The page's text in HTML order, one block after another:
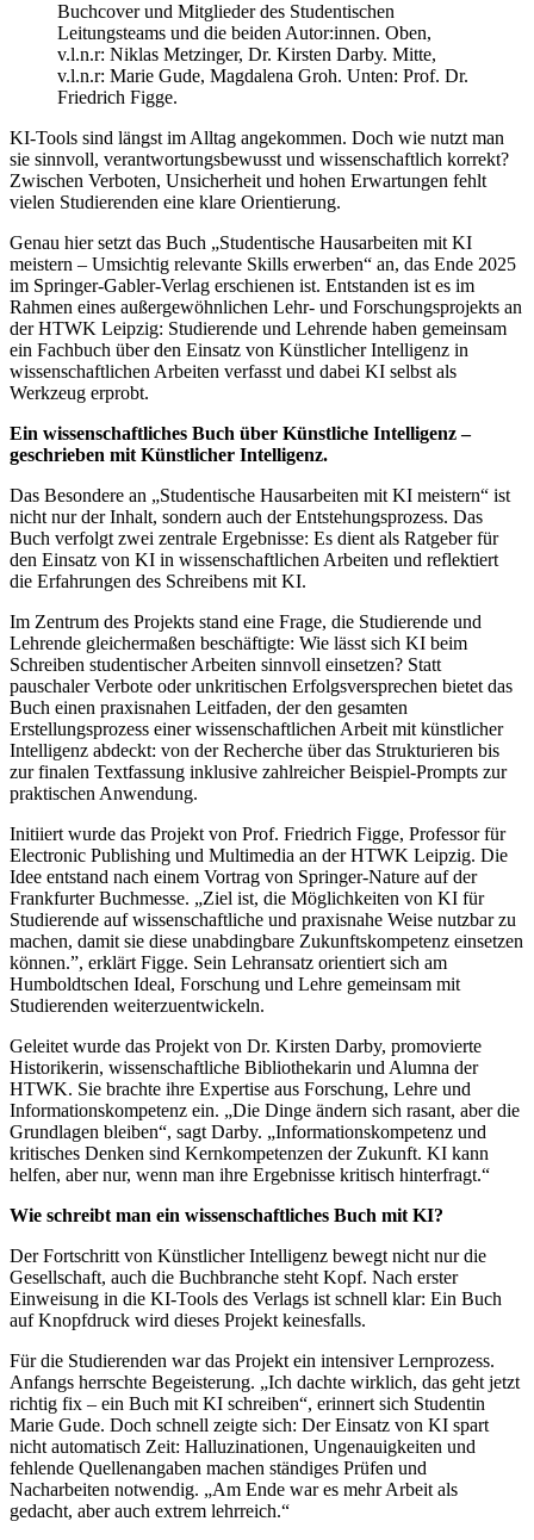
Buchcover und Mitglieder des Studentischen
Leitungsteams und die beiden Autor:innen. Oben,
v.l.n.r: Niklas Metzinger, Dr. Kirsten Darby. Mitte,
v.l.n.r: Marie Gude, Magdalena Groh. Unten: Prof. Dr.
Friedrich Figge.
KI-Tools sind längst im Alltag angekommen. Doch wie nutzt man
sie sinnvoll, verantwortungsbewusst und wissenschaftlich korrekt?
Zwischen Verboten, Unsicherheit und hohen Erwartungen fehlt
vielen Studierenden eine klare Orientierung.
Genau hier setzt das Buch „Studentische Hausarbeiten mit KI
meistern – Umsichtig relevante Skills erwerben“ an, das Ende 2025
im Springer-Gabler-Verlag erschienen ist. Entstanden ist es im
Rahmen eines außergewöhnlichen Lehr- und Forschungsprojekts an
der HTWK Leipzig: Studierende und Lehrende haben gemeinsam
ein Fachbuch über den Einsatz von Künstlicher Intelligenz in
wissenschaftlichen Arbeiten verfasst und dabei KI selbst als
Werkzeug erprobt.
Ein wissenschaftliches Buch über Künstliche Intelligenz –
geschrieben mit Künstlicher Intelligenz.
Das Besondere an „Studentische Hausarbeiten mit KI meistern“ ist
nicht nur der Inhalt, sondern auch der Entstehungsprozess. Das
Buch verfolgt zwei zentrale Ergebnisse: Es dient als Ratgeber für
den Einsatz von KI in wissenschaftlichen Arbeiten und reflektiert
die Erfahrungen des Schreibens mit KI.
Im Zentrum des Projekts stand eine Frage, die Studierende und
Lehrende gleichermaßen beschäftigte: Wie lässt sich KI beim
Schreiben studentischer Arbeiten sinnvoll einsetzen? Statt
pauschaler Verbote oder unkritischen Erfolgsversprechen bietet das
Buch einen praxisnahen Leitfaden, der den gesamten
Erstellungsprozess einer wissenschaftlichen Arbeit mit künstlicher
Intelligenz abdeckt: von der Recherche über das Strukturieren bis
zur finalen Textfassung inklusive zahlreicher Beispiel-Prompts zur
praktischen Anwendung.
Initiiert wurde das Projekt von Prof. Friedrich Figge, Professor für
Electronic Publishing und Multimedia an der HTWK Leipzig. Die
Idee entstand nach einem Vortrag von Springer-Nature auf der
Frankfurter Buchmesse. „Ziel ist, die Möglichkeiten von KI für
Studierende auf wissenschaftliche und praxisnahe Weise nutzbar zu
machen, damit sie diese unabdingbare Zukunftskompetenz einsetzen
können.”, erklärt Figge. Sein Lehransatz orientiert sich am
Humboldtschen Ideal, Forschung und Lehre gemeinsam mit
Studierenden weiterzuentwickeln.
Geleitet wurde das Projekt von Dr. Kirsten Darby, promovierte
Historikerin, wissenschaftliche Bibliothekarin und Alumna der
HTWK. Sie brachte ihre Expertise aus Forschung, Lehre und
Informationskompetenz ein. „Die Dinge ändern sich rasant, aber die
Grundlagen bleiben“, sagt Darby. „Informationskompetenz und
kritisches Denken sind Kernkompetenzen der Zukunft. KI kann
helfen, aber nur, wenn man ihre Ergebnisse kritisch hinterfragt.“
Wie schreibt man ein wissenschaftliches Buch mit KI?
Der Fortschritt von Künstlicher Intelligenz bewegt nicht nur die
Gesellschaft, auch die Buchbranche steht Kopf. Nach erster
Einweisung in die KI-Tools des Verlags ist schnell klar: Ein Buch
auf Knopfdruck wird dieses Projekt keinesfalls.
Für die Studierenden war das Projekt ein intensiver Lernprozess.
Anfangs herrschte Begeisterung. „Ich dachte wirklich, das geht jetzt
richtig fix – ein Buch mit KI schreiben“, erinnert sich Studentin
Marie Gude. Doch schnell zeigte sich: Der Einsatz von KI spart
nicht automatisch Zeit: Halluzinationen, Ungenauigkeiten und
fehlende Quellenangaben machen ständiges Prüfen und
Nacharbeiten notwendig. „Am Ende war es mehr Arbeit als
gedacht, aber auch extrem lehrreich.“